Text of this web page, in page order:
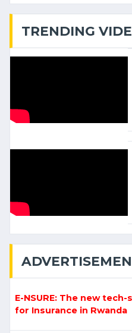
TRENDING
E-NSURE: The new
for Insurance in Rwanda